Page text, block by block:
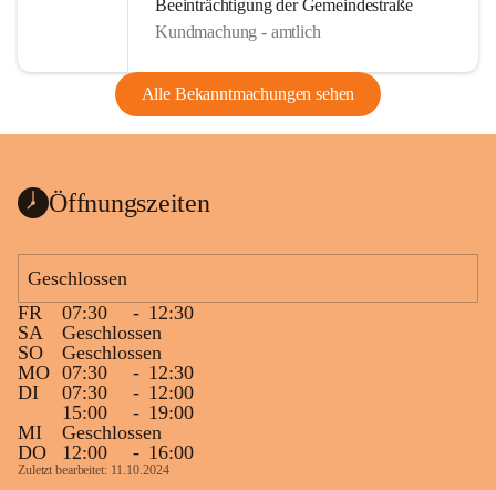
Beeinträchtigung der Gemeindestraße
Kundmachung - amtlich
Alle Bekanntmachungen sehen
Öffnungszeiten
Geschlossen
FR
07:30 - 12:30
SA
Geschlossen
SO
Geschlossen
MO 07:30 - 12:30
DI
07:30 - 12:00
15:00
- 19:00
MI
Geschlossen
DO
12:00 - 16:00
Zuletzt bearbeitet: 11.10.2024